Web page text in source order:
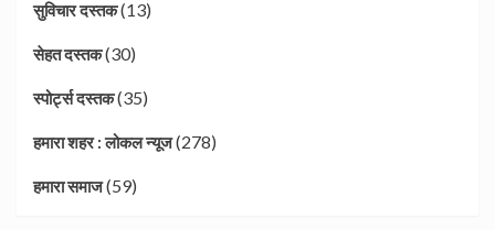
सुविचार दस्तक(13)
सेहत दस्तक(30)
स्पोर्ट्स दस्तक(35)
हमारा शहर : लोकल न्यूज(278)
हमारा समाज(59)